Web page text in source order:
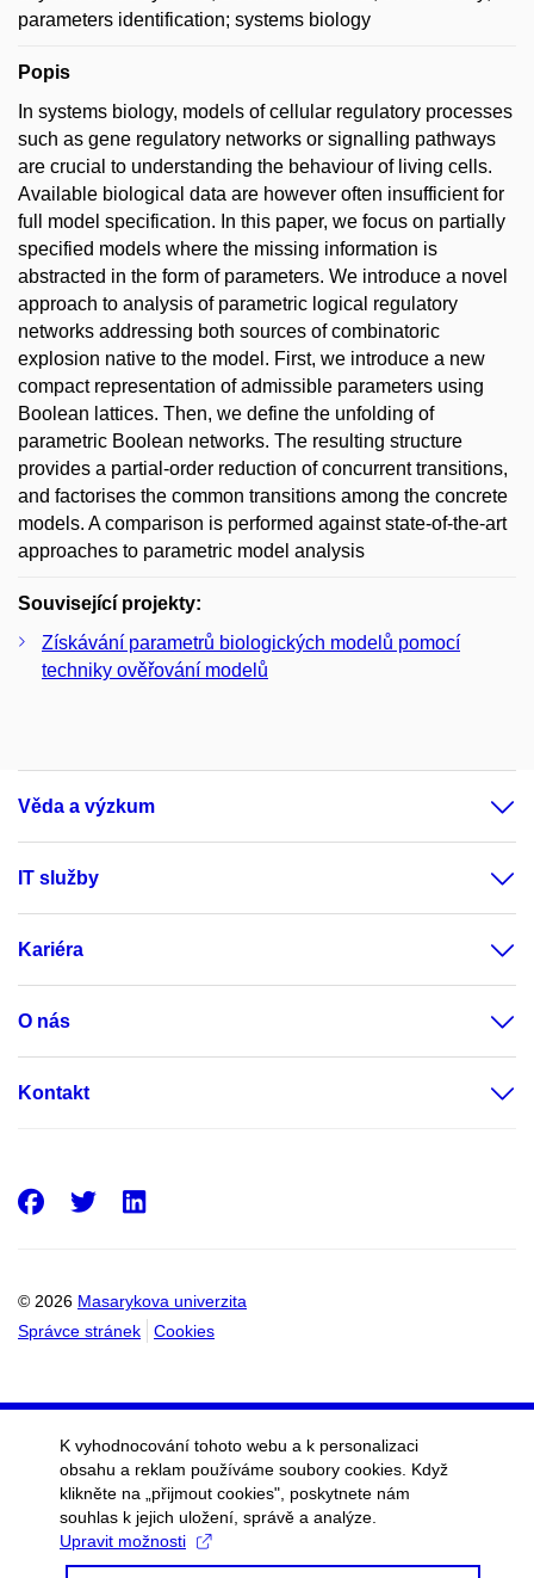
parameters identification; systems biology
Popis
In systems biology, models of cellular regulatory processes
such as gene regulatory networks or signalling pathways
are crucial to understanding the behaviour of living cells.
Available biological data are however often insufficient for
full model specification. In this paper, we focus on partially
specified models where the missing information is
abstracted in the form of parameters. We introduce a novel
approach to analysis of parametric logical regulatory
networks addressing both sources of combinatoric
explosion native to the model. First, we introduce a new
compact representation of admissible parameters using
Boolean lattices. Then, we define the unfolding of
parametric Boolean networks. The resulting structure
provides a partial-order reduction of concurrent transitions,
and factorises the common transitions among the concrete
models. A comparison is performed against state-of-the-art
approaches to parametric model analysis
Související projekty:
Získávání parametrů biologických modelů pomocí
techniky ověřování modelů
Věda a výzkum
IT služby
Kariéra
O nás
Kontakt
© 2026 Masarykova univerzita
Správce stránek
Cookies
Facebook
Twitter
K vyhodnocování tohoto webu a k personalizaci
obsahu a reklam používáme soubory cookies. Když
klikněte na „přijmout cookies", poskytnete nám
souhlas k jejich uložení, správě a analýze.
Upravit možnosti